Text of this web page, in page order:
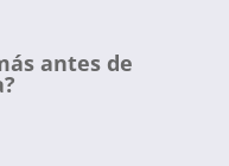
antes de